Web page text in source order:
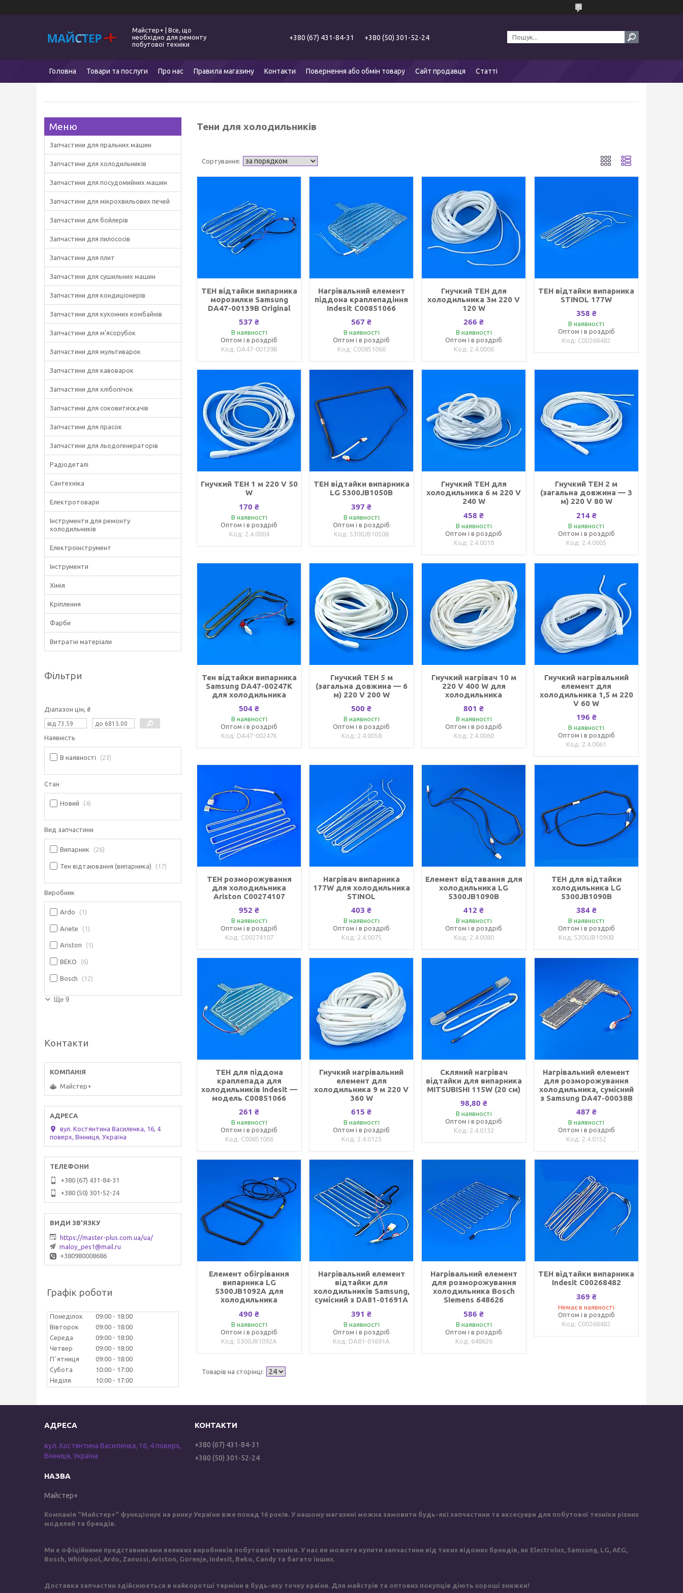
Майстер+ | Все, що
необхідно для ремонту
побутової техніки
+380 (67) 431-84-31 +380 (50) 301-52-24
Головна Товари та послуги Про нас Правила магазину Контакти Повернення або обмін товару Сайт продавця Статті
Тени для холодильників
ТЕН відтайки випарника
морозилки Samsung
DA47-00139B Original
537 ₴
В наявності
Оптом і в роздріб
DA47-00139B
Нагрівальний елемент
піддона краплепадіння
Indesit C00851066
567 ₴
В наявності
Оптом і в роздріб
C00851066
Гнучкий ТЕН для
холодильника 3м 220 V
120 W
266 ₴
В наявності
Оптом і в роздріб
2.4.0006
ТЕН відтайки випарника
STINOL 177W
358 ₴
В наявності
Оптом і в роздріб
C00268482
Гнучкий ТЕН 1 м 220 V 50
W
170 ₴
В наявності
Оптом і в роздріб
2.4.0004
ТЕН відтайки випарника
LG 5300JB1050B
397 ₴
В наявності
Оптом і в роздріб
5300JB1050B
Гнучкий ТЕН для
холодильника 6 м 220 V
240 W
458 ₴
В наявності
Оптом і в роздріб
2.4.0018
Гнучкий ТЕН 2 м
(загальна довжина — 3
м) 220 V 80 W
214 ₴
В наявності
Оптом і в роздріб
2.4.0005
Тен відтайки випарника
Samsung DA47-00247K
для холодильника
504 ₴
В наявності
Оптом і в роздріб
DA47-00247K
Гнучкий ТЕН 5 м
(загальна довжина — 6
м) 220 V 200 W
500 ₴
В наявності
Оптом і в роздріб
2.4.0058
Гнучкий нагрівач 10 м
220 V 400 W для
холодильника
801 ₴
В наявності
Оптом і в роздріб
2.4.0060
Гнучкий нагрівальний
елемент для
холодильника 1,5 м 220
V 60 W
196 ₴
В наявності
Оптом і в роздріб
2.4.0061
ТЕН розморожування
для холодильника
Ariston C00274107
952 ₴
В наявності
Оптом і в роздріб
C00274107
Нагрівач випарника
177W для холодильника
STINOL
403 ₴
В наявності
Оптом і в роздріб
2.4.0075
Елемент відтавання для
холодильника LG
5300JB1090B
412 ₴
В наявності
Оптом і в роздріб
2.4.0080
ТЕН для відтайки
холодильника LG
5300JB1090B
384 ₴
В наявності
Оптом і в роздріб
5300JB1090B
ТЕН для піддона
краплепада для
холодильників Indesit —
модель C00851066
261 ₴
В наявності
Оптом і в роздріб
C00851066
Гнучкий нагрівальний
елемент для
холодильника 9 м 220 V
360 W
615 ₴
В наявності
Оптом і в роздріб
2.4.0125
Скляний нагрівач
відтайки для випарника
MITSUBISHI 115W (20 см)
98,80 ₴
В наявності
Оптом і в роздріб
2.4.0132
Нагрівальний елемент
для розморожування
холодильника, сумісний
з Samsung DA47-00038B
487 ₴
В наявності
Оптом і в роздріб
2.4.0152
Елемент обігрівання
випарника LG
5300JB1092A для
холодильника
490 ₴
В наявності
Оптом і в роздріб
5300JB1092A
Нагрівальний елемент
відтайки для
холодильників Samsung,
сумісний з DA81-01691A
391 ₴
В наявності
Оптом і в роздріб
DA81-01691A
Нагрівальний елемент
для розморожування
холодильника Bosch
Siemens 648626
586 ₴
В наявності
Оптом і в роздріб
648626
ТЕН відтайки випарника
Indesit C00268482
369 ₴
Немає в наявності
Оптом і в роздріб
C00268482
Запчастини для пральних машин
Запчастини для холодильників
Запчастини для посудомийних машин
Запчастини для мікрохвильових печей
Запчастини для бойлерів
Запчастини для пилососів
Запчастини для плит
Запчастини для сушильних машин
Запчастини для кондиціонерів
Запчастини для кухонних комбайнів
Запчастини для м'ясорубок
Запчастини для мультиварок
Запчастини для кавоварок
Запчастини для хлібопічок
Запчастини для соковитискачів
Запчастини для прасок
Запчастини для льодогенераторів
Радіодеталі
Сантехніка
Електротовари
Інструменти для ремонту
холодильників
Електроінструмент
Інструменти
Хімія
Кріплення
Фарби
Витратні матеріали
Фільтри
Діапазон цін, ₴
Наявність
В наявності 23
Стан
Новий 4
Вид запчастини
Випарник 26
Тен відтаювання (випарника) 17
Виробник
Ardo 1
Ariete 1
Ariston 1
BEKO 6
Bosch 12
Ще 9
Контакти
Майстер+
вул. Костянтина Василенка, 16, 4
поверх, Вінниця, Україна
+380 (67) 431-84-31
+380 (50) 301-52-24
https://master-plus.com.ua/ua/
maloy_pes1@mail.ru
+380980008686
Графік роботи
Понеділок 09:00
18:00
Вівторок
09:00
18:00
Середа
09:00
18:00
Четвер
09:00
18:00
Пʼятниця
09:00
18:00
Субота
10:00
17:00
Неділя
10:00 17:00
вул. Костянтина Василенка, 16, 4 поверх,
Вінниця, Україна
Майстер+
+380 (67) 431-84-31
+380 (50) 301-52-24
Компанія "Майстер+" функціонує на ринку України вже понад 16 років. У нашому магазині можна замовити будь-які запчастини та аксесуари для побутової техніки різних
моделей та брендів.
Ми є офіційними представниками великих виробників побутової техніки. У нас ви можете купити запчастини від таких відомих брендів, як Electrolux, Samsung, LG, AEG,
Bosch, Whirlpool, Ardo, Zanussi, Ariston, Gorenje, Indesit, Beko, Candy та багато інших.
Доставка запчастин здійснюється в найкоротші терміни в будь-яку точку країни. Для майстрів та оптових покупців діють хороші знижки!